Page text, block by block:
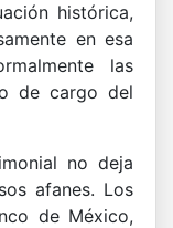
histórica,
en esa
las
de cargo del
no deja
afanes. Los
de México,